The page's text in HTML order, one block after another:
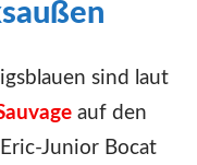
sind laut
auf den
Junior Bocat